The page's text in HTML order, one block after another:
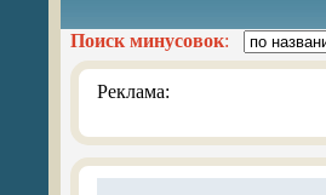
Поиск минусовок:
Реклама: